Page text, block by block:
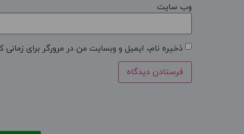
وب‌ سایت
ذخیره نام، ایمیل و وبسایت من در مرورگر برای